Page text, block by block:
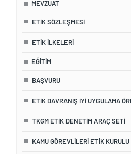
MEVZUAT
ETIK SÖZLEŞMESI
ETIK İLKELERI
EĞITIM
BAŞVURU
ETIK DAVRANIŞ İYI UYGULAMA
TKGM ETIK DENETIM ARAÇ SETI
KAMU GÖREVLILERI ETIK KURULU